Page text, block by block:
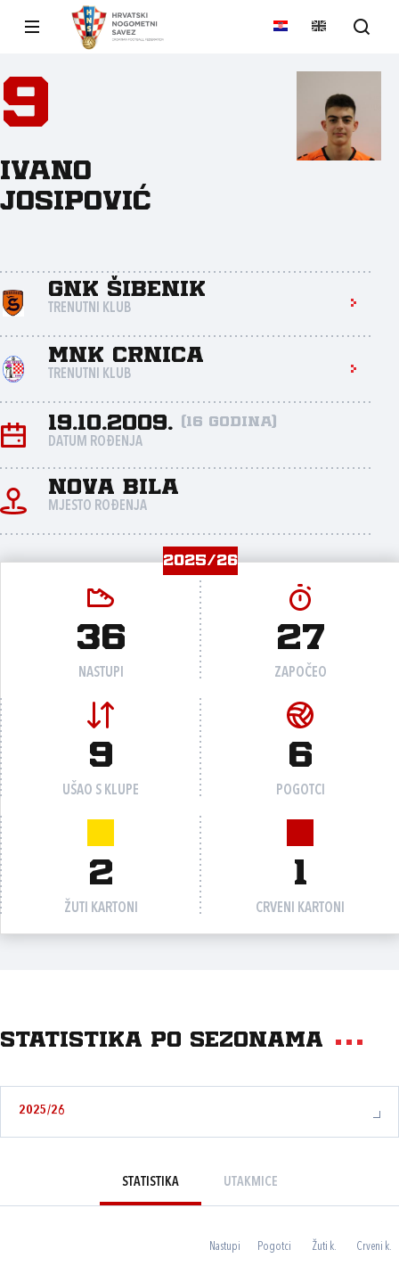
9
Ivano
Josipović
GNK ŠIBENIK
TRENUTNI KLUB
MNK Crnica
TRENUTNI KLUB
19.10.2009. (16 godina)
DATUM ROĐENJA
nova Bila
MJESTO ROĐENJA
2025/26
36
NASTUPI
27
ZAPOČEO
9
UŠAO S KLUPE
6
POGOTCI
2
ŽUTI KARTONI
1
CRVENI KARTONI
Statistika po sezonama
2025/26
STATISTIKA UTAKMICE
Nastupi Pogotci Žuti k. Crveni k.